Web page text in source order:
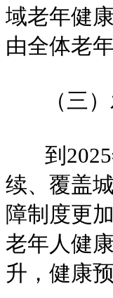
域老年健
由全体老
（三）
到2025
续、覆盖
障制度更
老年人健
升，健康